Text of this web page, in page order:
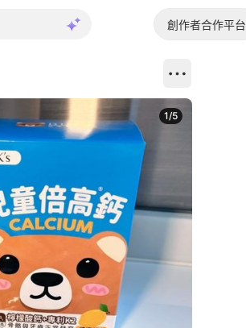
創作者合作平台
1/5